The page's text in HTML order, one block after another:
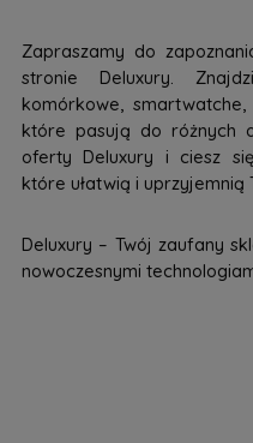
Zapraszamy do
stronie Deluxury.
komórkowe,
które pasują do różnych
oferty Deluxury i ciesz
które ułatwią i uprzyjemnią
Deluxury – Twój zaufany
nowoczesnymi